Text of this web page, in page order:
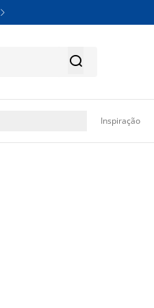


Inspiração